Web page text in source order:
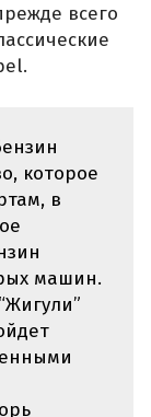
всего
которое
в
машин.